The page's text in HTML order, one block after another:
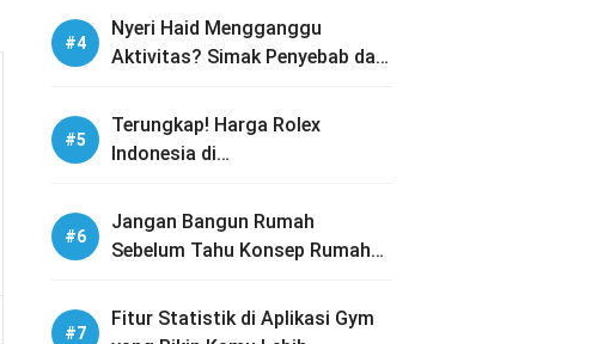
Nyeri Haid Mengganggu
Aktivitas? Simak Penyebab dan
Terungkap! Harga Rolex
Indonesia di
Koleksi Lengkap
Jangan Bangun Rumah
Sebelum Tahu Konsep Rumah
Fitur Statistik di Aplikasi Gym